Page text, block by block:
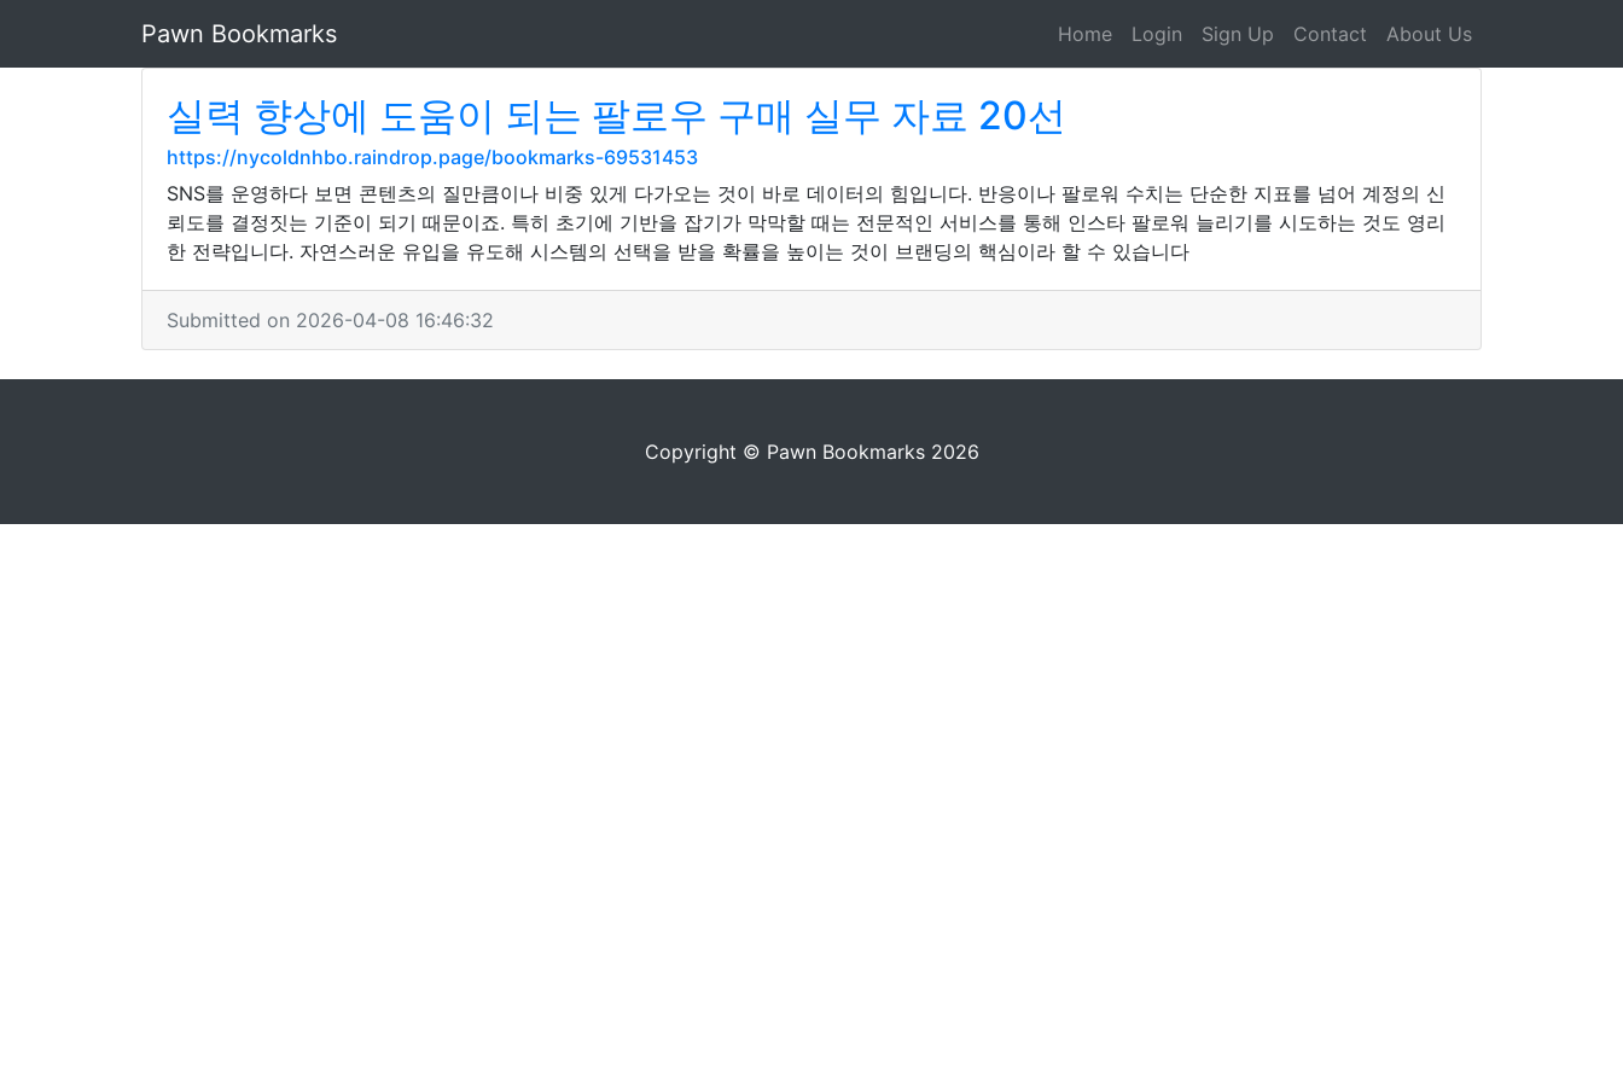
Pawn Bookmarks Home Login Sign Up Contact About Us
실력 향상에 도움이 되는 팔로우 구매 실무 자료 20선
https://nycoldnhbo.raindrop.page/bookmarks-69531453
SNS를 운영하다 보면 콘텐츠의 질만큼이나 비중 있게 다가오는 것이 바로 데이터의 힘입니다. 반응이나 팔로워 수치는 단순한 지표를 넘어 계정의 신
뢰도를 결정짓는 기준이 되기 때문이죠. 특히 초기에 기반을 잡기가 막막할 때는 전문적인 서비스를 통해 인스타 팔로워 늘리기를 시도하는 것도 영리
한 전략입니다. 자연스러운 유입을 유도해 시스템의 선택을 받을 확률을 높이는 것이 브랜딩의 핵심이라 할 수 있습니다
Submitted on 2026-04-08 16:46:32
Copyright © Pawn Bookmarks 2026